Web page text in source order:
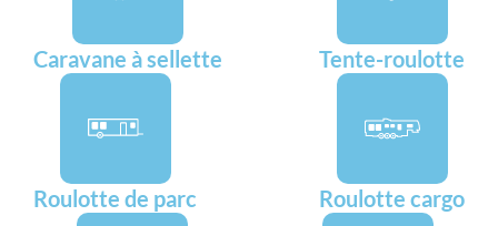
Caravane à sellette Tente-roulotte
Roulotte de parc Roulotte cargo